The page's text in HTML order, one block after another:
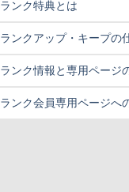
ランク特典とは
ランクアップ・キープの
ランク情報と専用ページ
ランク会員専用ページへ